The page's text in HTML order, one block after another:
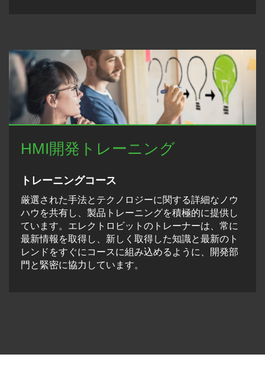
HMI開発トレーニング
トレーニングコース
厳選された手法とテクノロジーに関する詳細なノウ
ハウを共有し、製品トレーニングを積極的に提供し
ています。エレクトロビットのトレーナーは、常に
最新情報を取得し、新しく取得した知識と最新のト
レンドをすぐにコースに組み込めるように、開発部
門と緊密に協力しています。